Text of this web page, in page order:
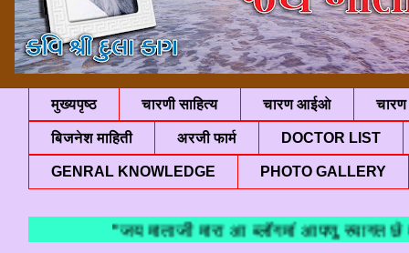
मुख्यपृष्ठ चारणी साहित्य चारण आईओ चारण
बिजनेश माहिती अरजी फार्म DOCTOR LIST
GENRAL KNOWLEDGE PHOTO GALLERY
"जय माताजी मारा आ ब्लॉगमां आपणु स्वागत छे